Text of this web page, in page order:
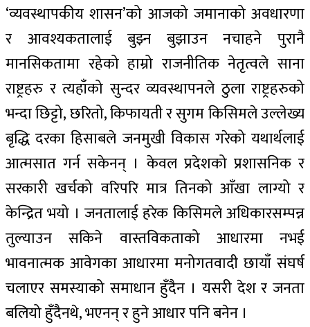
‘व्यवस्थापकीय शासन’को आजको जमानाको अवधारणा
र आवश्यकतालाई बुझ्न बुझाउन नचाहने पुरानै
मानसिकतामा रहेको हाम्रो राजनीतिक नेतृत्वले साना
राष्ट्रहरु र त्यहाँको सुन्दर व्यवस्थापनले ठुला राष्ट्रहरुको
भन्दा छिट्टो, छरितो, किफायती र सुगम किसिमले उल्लेख्य
बृद्धि दरका हिसाबले जनमुखी विकास गरेको यथार्थलाई
आत्मसात गर्न सकेनन् । केवल प्रदेशको प्रशासनिक र
सरकारी खर्चको वरिपरि मात्र तिनको आँखा लाग्यो र
केन्द्रित भयो । जनतालाई हरेक किसिमले अधिकारसम्पन्न
तुल्याउन सकिने वास्तविकताको आधारमा नभई
भावनात्मक आवेगका आधारमा मनोगतवादी छायाँ संघर्ष
चलाएर समस्याको समाधान हुँदैन । यसरी देश र जनता
बलियो हुँदैनथे, भएनन् र हुने आधार पनि बनेन ।